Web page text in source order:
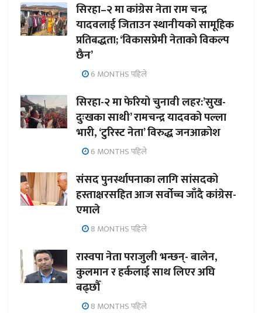
सिरहा–२ मा कांग्रेस नेता राम चन्द्र
यादवलाई जिताउन स्थानीयको सामूहिक
प्रतिबद्धता; ‘विकासप्रेमी नेताको विकल्प
छैन’
6 MONTHS पहिले
सिरहा-२ मा फेरियो चुनावी लहर:’सुख-
दुःखका साथी’ रामचन्द्र यादवको पल्ला
भारी, ‘टुरिस्ट नेता’ विरुद्ध जनआक्रोश
6 MONTHS पहिले
संसद पुनर्स्थापनाका लागि सांसदको
हस्ताक्षरसहित आज सर्वोच्च जाँदै कांग्रेस-
एमाले
8 MONTHS पहिले
रास्वपा नेता पराजुली भन्छन्- बालेन,
कुलमान र हर्कलाई साथ लिएर अघि
बढ्छौँ
8 MONTHS पहिले